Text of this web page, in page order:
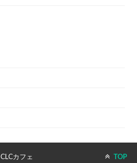
CLCカフェ TOP